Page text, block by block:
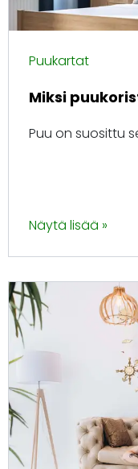
Puukartat
Miksi
Puu on suosittu
Näytä lisää »